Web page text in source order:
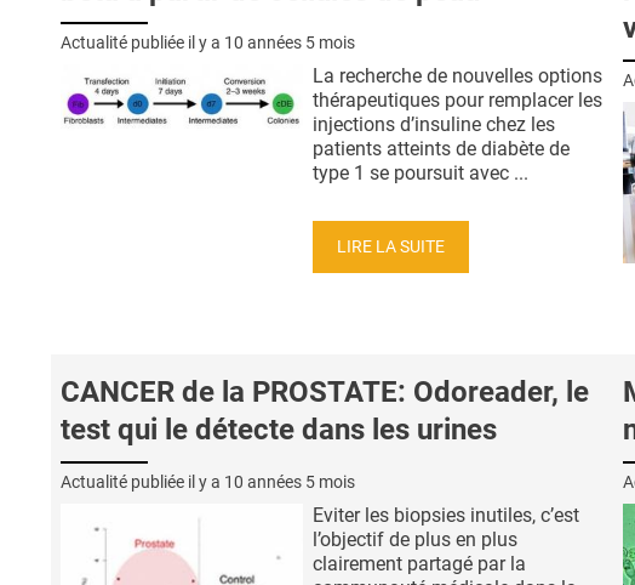
Actualité publiée il y a 10 années 5 mois
La recherche de nouvelles options
thérapeutiques pour remplacer les
injections d’insuline chez les
patients atteints de diabète de
type 1 se poursuit avec ...
LIRE LA SUITE
CANCER de la PROSTATE: Odoreader, le
test qui le détecte dans les urines
Actualité publiée il y a 10 années 5 mois
Eviter les biopsies inutiles, c’est
l’objectif de plus en plus
clairement partagé par la